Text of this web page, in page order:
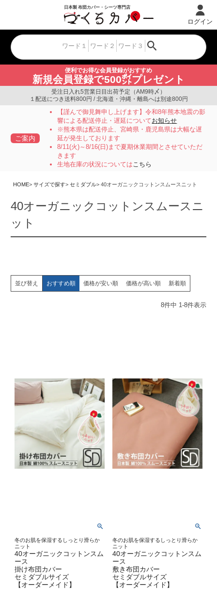
便利でお得な会員登録がおすすめ
新規会員登録で500㌽プレゼント
ログイン
受注日入れ5営業日目出荷予定（AM9時〆）
１配送につき送料800円 / 北海道・沖縄・離島へは別途800円
ご案内
【謹んで御見舞申し上げます】令和8年熊本地震の影
響による配送停止・遅延についてお知らせ
※熊本県は配送停止、宮崎県・鹿児島県は大幅な遅
延が発生しております
8/11(火)～8/16(日)まで夏期休業期間とさせていただ
きます
生地在庫の状況についてはこちら
HOME サイズで探す セミダブル 40オーガニックコットンスムースニット
40オーガニックコットンスムースニ
ット
並び替え おすすめ順 価格が安い順 価格が高い順 新着順
8件中 1-8件表示
冬のお肌を保湿するしっとり滑らか
ニット
40オーガニックコットンスム
ース
掛け布団カバー
セミダブルサイズ
【オーダーメイド】
冬のお肌を保湿するしっとり滑らか
ニット
40オーガニックコットンスム
ース
敷き布団カバー
セミダブルサイズ
【オーダーメイド】